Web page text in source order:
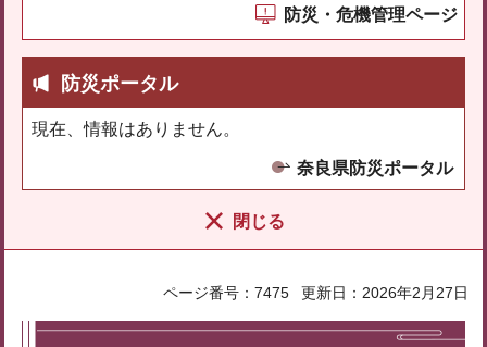
防災・危機管理ページ
防災ポータル
現在、情報はありません。
奈良県防災ポータル
閉じる
ページ番号：7475 更新日：2026年2月27日